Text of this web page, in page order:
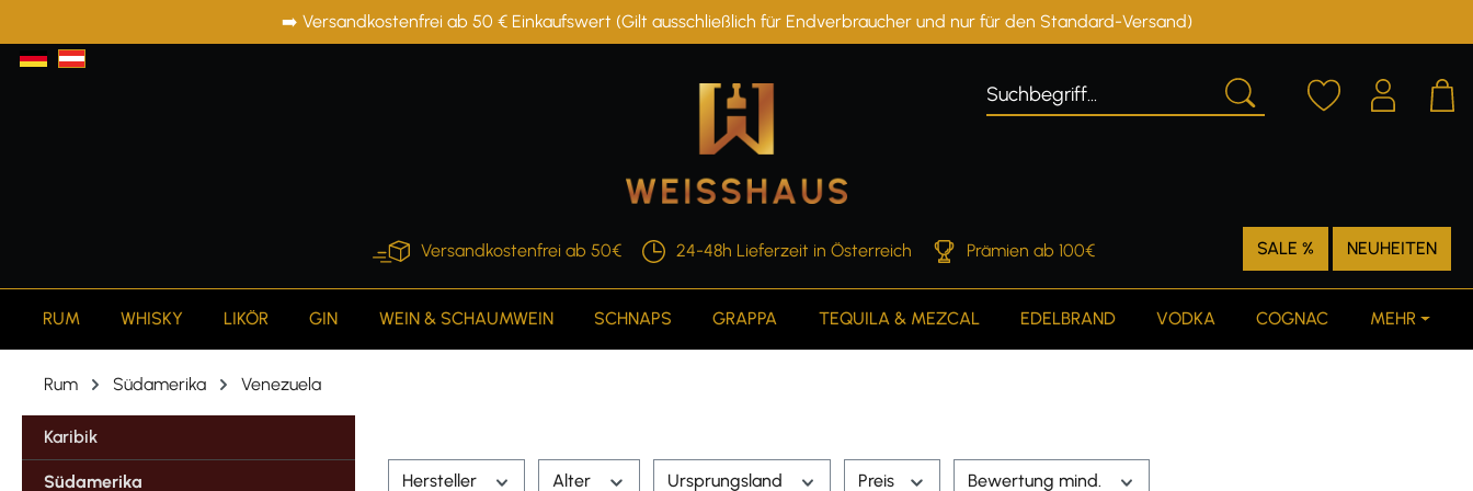
Zur Hauptnavigation springen➡️ Versandkostenfrei ab 50 € Einkaufswert (Gilt ausschließlich für Endverbraucher und nur für den Standard-Versand)
Versandkostenfrei ab 50€ 24-48h Lieferzeit in Österreich Prämien ab 100€ SALE % NEUHEITEN
RUM WHISKY LIKÖR GIN WEIN & SCHAUMWEIN SCHNAPS GRAPPA TEQUILA & MEZCAL EDELBRAND VODKA COGNAC MEHR
Rum Südamerika Venezuela
Karibik
Südamerika Hersteller Alter Ursprungsland Preis Bewertung mind.